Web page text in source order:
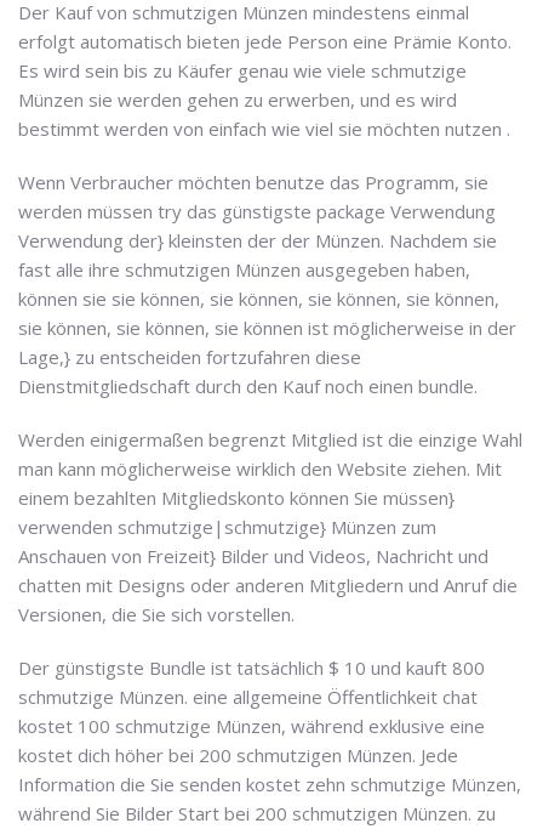
Der Kauf von schmutzigen Münzen mindestens einmal
erfolgt automatisch bieten jede Person eine Prämie Konto.
Es wird sein bis zu Käufer genau wie viele schmutzige
Münzen sie werden gehen zu erwerben, und es wird
bestimmt werden von einfach wie viel sie möchten nutzen .
Wenn Verbraucher möchten benutze das Programm, sie
werden müssen try das günstigste package Verwendung
Verwendung der} kleinsten der der Münzen. Nachdem sie
fast alle ihre schmutzigen Münzen ausgegeben haben,
können sie sie können, sie können, sie können, sie können,
sie können, sie können, sie können ist möglicherweise in der
Lage,} zu entscheiden fortzufahren diese
Dienstmitgliedschaft durch den Kauf noch einen bundle.
Werden einigermaßen begrenzt Mitglied ist die einzige Wahl
man kann möglicherweise wirklich den Website ziehen. Mit
einem bezahlten Mitgliedskonto können Sie müssen}
verwenden schmutzige|schmutzige} Münzen zum
Anschauen von Freizeit} Bilder und Videos, Nachricht und
chatten mit Designs oder anderen Mitgliedern und Anruf die
Versionen, die Sie sich vorstellen.
Der günstigste Bundle ist tatsächlich $ 10 und kauft 800
schmutzige Münzen. eine allgemeine Öffentlichkeit chat
kostet 100 schmutzige Münzen, während exklusive eine
kostet dich höher bei 200 schmutzigen Münzen. Jede
Information die Sie senden kostet zehn schmutzige Münzen,
während Sie Bilder Start bei 200 schmutzigen Münzen. zu